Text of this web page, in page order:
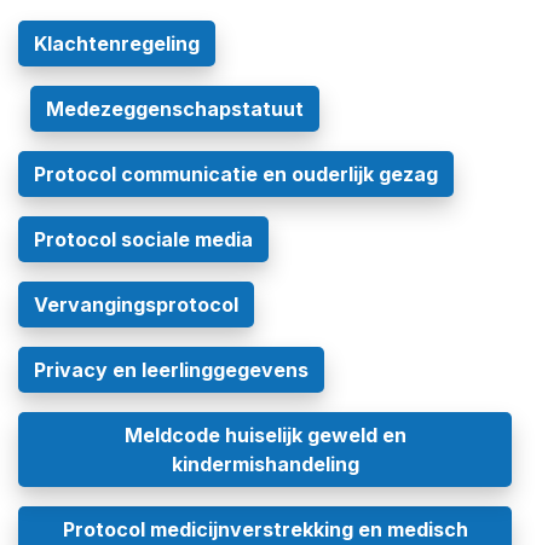
Klachtenregeling
Medezeggenschapstatuut
Protocol communicatie en ouderlijk gezag
Protocol sociale media
Vervangingsprotocol
Privacy en leerlinggegevens
Meldcode huiselijk geweld en
kindermishandeling
Protocol medicijnverstrekking en medisch